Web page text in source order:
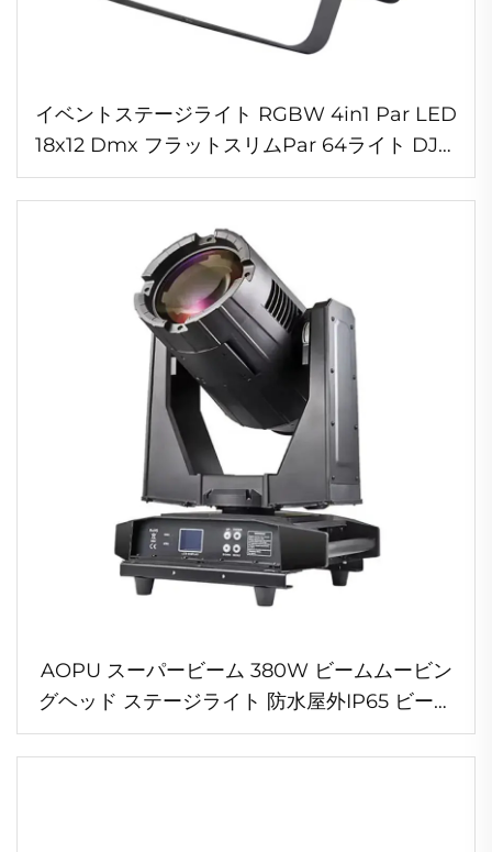
イベントステージライト RGBW 4in1 Par LED
18x12 Dmx フラットスリムPar 64ライト DJ用
ディスコ パーティー
AOPU スーパービーム 380W ビームムービン
グヘッド ステージライト 防水屋外IP65 ビーム
スポット・ウォッシュ 3in1 コンサート・イベン
ト・パフォーマンス用